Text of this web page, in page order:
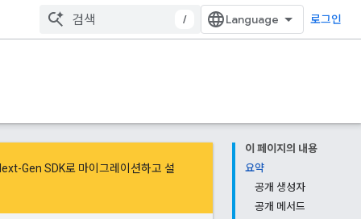
/ 로그인
이 페이지의 내용
요약
공개 생성자
공개 메서드
Gen SDK로 마이그레이션하고 설